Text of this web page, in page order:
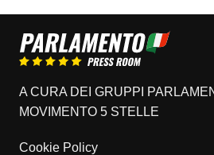
A CURA DEI GRUPPI
MOVIMENTO 5 STELLE
Cookie Policy